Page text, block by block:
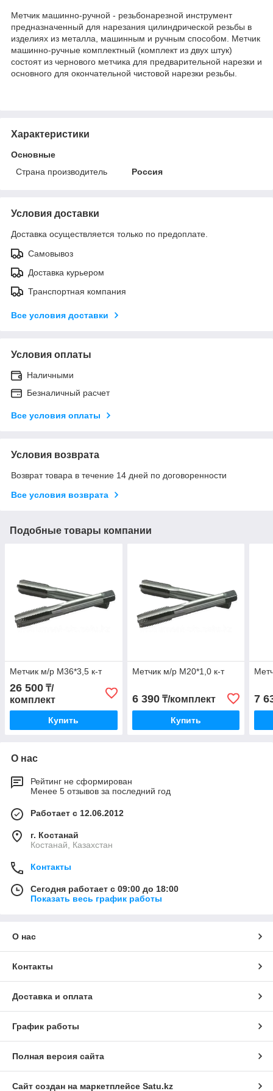
Метчик машинно-ручной - резьбонарезной инструмент
предназначенный для нарезания цилиндрической резьбы в
изделиях из металла, машинным и ручным способом. Метчик
машинно-ручные комплектный (комплект из двух штук)
состоят из чернового метчика для предварительной нарезки и
основного для окончательной чистовой нарезки резьбы.
Характеристики
Основные
Страна производитель
Россия
Условия доставки
Доставка осуществляется только по предоплате.
Самовывоз
Доставка курьером
Транспортная компания
Все условия доставки
Условия оплаты
Наличными
Безналичный расчет
Все условия оплаты
Условия возврата
Возврат товара в течение 14 дней по договоренности
Все условия возврата
Подобные товары компании
Метчик м/р М36*3,5 к-т
26 500 ₸/
комплект
Купить
Метчик м/р М20*1,0 к-т
6 390₸/комплект
Купить
7
О нас
Рейтинг не сформирован
Менее 5 отзывов за последний год
Работает с 12.06.2012
г. Костанай
Костанай, Казахстан
Контакты
Сегодня работает с 09:00 до 18:00
Показать весь график работы
О нас
Контакты
Доставка и оплата
График работы
Полная версия сайта
Сайт создан на маркетплейсе Satu.kz